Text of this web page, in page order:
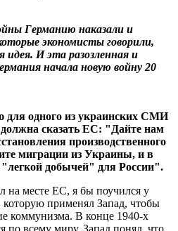
Германию наказали и
экономисты говорили,
идея. И эта разозленная и
начала новую войну 20
одного из украинских СМИ
сказать ЕС: "Дайте нам
производственного
миграции из Украины, и в
добычей" для России".
на месте ЕС, я бы поучился у
которую применял Запад, чтобы
коммунизма. В конце 1940-х